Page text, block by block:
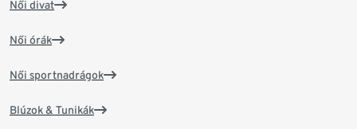
Női divat
Női órák
Női sportnadrágok
Blúzok & Tunikák